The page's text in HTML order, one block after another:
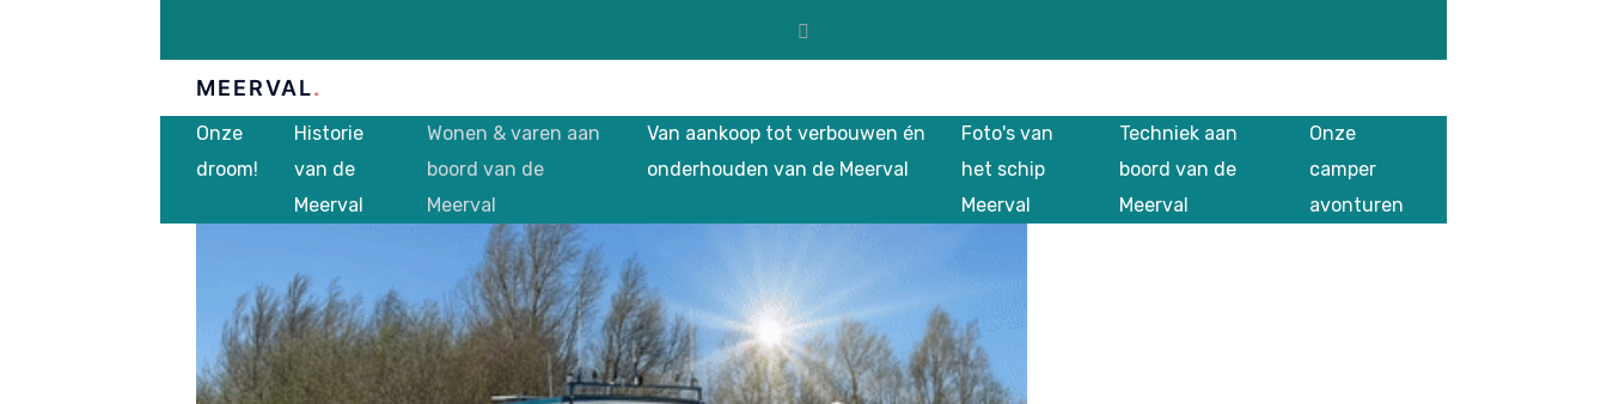
MEERVAL.
Onze
droom!
Historie
van de
Meerval
Wonen & varen aan
boord van de
Meerval
Van aankoop tot verbouwen én
onderhouden van de Meerval
Foto's van
het schip
Meerval
Techniek aan
boord van de
Meerval
Onze
camper
avonturen